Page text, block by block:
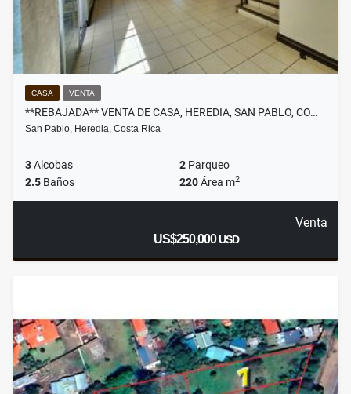
CASA VENTA
**REBAJADA** VENTA DE CASA, HEREDIA, SAN PABLO, CO…
San Pablo, Heredia, Costa Rica
3Alcobas 2 Parqueo
2.5 Baños 220Área m2
Venta
US$250,000USD